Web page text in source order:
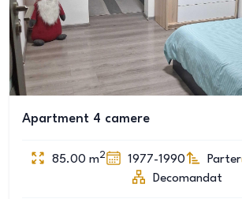
Apartment 4 camere
85.00 m2 1977-1990 Parter
Decomandat